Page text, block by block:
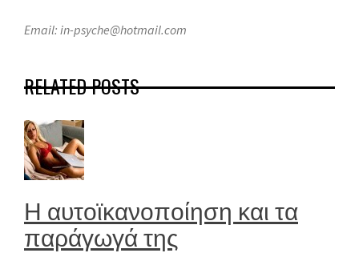
Email: in-psyche@hotmail.com
RELATED POSTS
Η αυτοϊκανοποίηση και τα
παράγωγά της